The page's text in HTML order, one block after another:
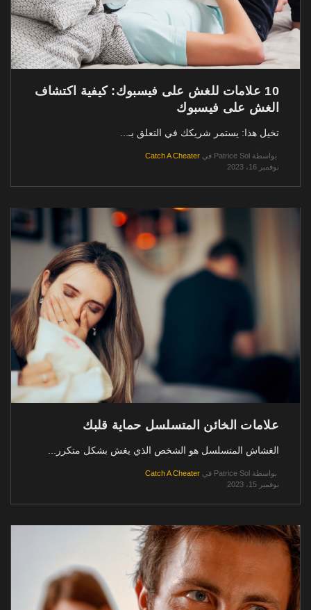
10 علامات للغش على فيسبوك: كيفية اكتشاف
الغش على فيسبوك
تخيل هذا: يستمر شريكك في التعلق بـ...
بواسطة Patrice Sol في Catch A Cheater
نوفمبر 16، 2023
علامات الخائن المتسلسل حماية قلبك
الغشاش المتسلسل هو الشخص الذي يغش بشكل متكرر...
بواسطة Patrice Sol في Catch A Cheater
نوفمبر 15، 2023